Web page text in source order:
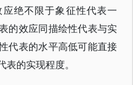
绝不限于象征性代表一
的效应同描绘性代表与实
代表的水平高低可能直接
的实现程度。